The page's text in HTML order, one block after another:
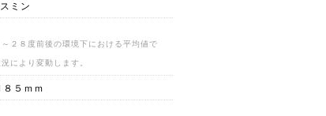
ミン
２８度前後の環境下における平均値で
により変動します。
５ｍｍ